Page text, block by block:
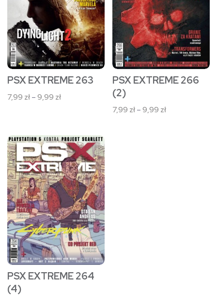
wariantów.
Opcje
można
wybrać
na
stronie
produktu
PSX EXTREME 263
7,99 zł–9,99 złZakres
do
9,99 zł
wariantów.
Opcje
można
wybrać
na
stronie
produktu
PSX EXTREME 266
(2)
7,99 zł– 9,99 złZakres
Ten
produkt
ma
wiele
wariantów.
Opcje
można
wybrać
na
stronie
produktu
PSX EXTREME 264
(4)